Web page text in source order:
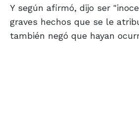
Y según afirmó, dijo ser
graves hechos que se le
también negó que hayan